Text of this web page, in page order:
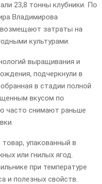
23,8 тонны клубники. По
Владимирова
возмещают затраты на
культурами.
выращивания и
подчеркнули в
в стадии полной
вкусом по
часто снимают раньше
упакованный в
или гнилых ягод.
при температуре
и полезных свойств.